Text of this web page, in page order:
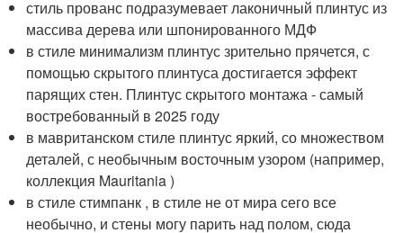
стиль прованс подразумевает лаконичный плинтус из
массива дерева или шпонированного МДФ
в стиле минимализм плинтус зрительно прячется, с
помощью скрытого плинтуса достигается эффект
парящих стен. Плинтус скрытого монтажа - самый
востребованный в 2025 году
в мавританском стиле плинтус яркий, со множеством
деталей, с необычным восточным узором (например,
коллекция Mauritania )
в стиле стимпанк , в стиле не от мира сего все
необычно, и стены могу парить над полом, сюда